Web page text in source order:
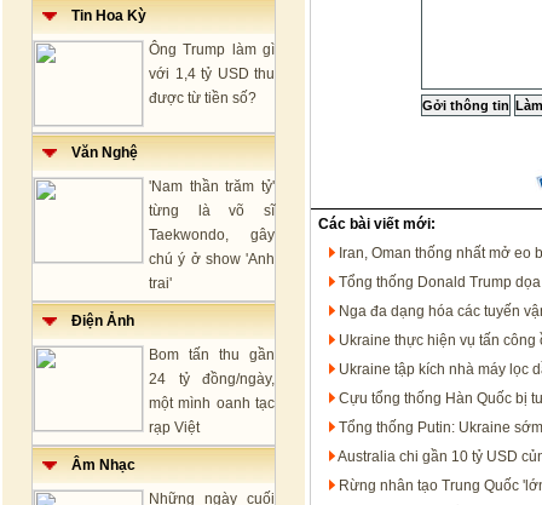
Tin Hoa Kỳ
Ông Trump làm gì
với 1,4 tỷ USD thu
được từ tiền số?
Văn Nghệ
'Nam thần trăm tỷ'
từng là võ sĩ
Taekwondo, gây
chú ý ở show 'Anh
trai'
Điện Ảnh
Bom tấn thu gần
24 tỷ đồng/ngày,
một mình oanh tạc
rạp Việt
Âm Nhạc
Những ngày cuối
Các bài viết mới:
Iran, Oman thống nhất mở eo
Tổng thống Donald Trump
Nga đa dạng hóa các tuyến
Ukraine thực hiện vụ tấn công
Ukraine tập kích nhà máy lọc
Cựu tổng thống Hàn Quốc bị
Tổng thống Putin: Ukraine
Australia chi gần 10 tỷ USD
Rừng nhân tạo Trung Quốc